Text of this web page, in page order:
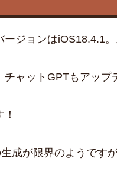
ジョンはiOS18.4.1。
チャットGPTもアッ
成が限界のようです